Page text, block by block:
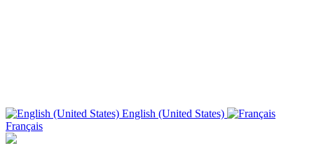
English (United States)
Français